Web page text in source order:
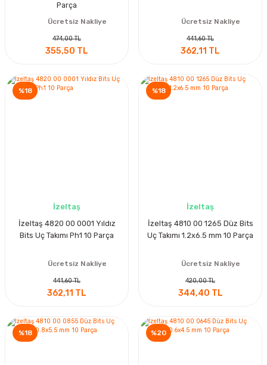
Parça
Ücretsiz Nakliye
474,00 TL
355,50 TL
Ücretsiz Nakliye
441,60 TL
362,11 TL
%18
İzeltaş
İzeltaş 4820 00 0001 Yıldız
Bits Uç Takımı Ph1 10 Parça
Ücretsiz Nakliye
441,60 TL
362,11 TL
%18
İzeltaş
İzeltaş 4810 00 1265 Düz Bits
Uç Takımı 1.2x6.5 mm 10 Parça
Ücretsiz Nakliye
420,00 TL
344,40 TL
%18 %20